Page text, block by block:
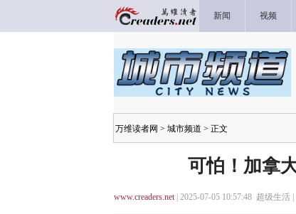
新闻 视频
万维读者网 > 城市频道 > 正文
可怕！加拿
www.creaders.net| 2025-07-05 10:57:48 超级生活 |